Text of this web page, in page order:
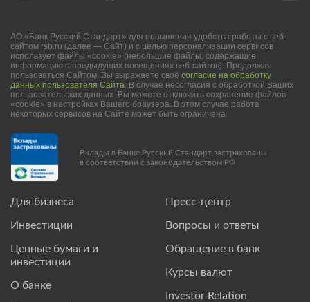
Для бизнеса
Инвестиции
Ценные бумаги и
инвестиции
О банке
Пресс-центр
Вопросы и ответы
Обращение в банк
Курсы валют
Investor Relation
АО «Банк Русский Стандарт» для повышения удобства работы с веб-
сайтом rsb.ru (далее — Сайт) и с целью персонализации сервисов
использует файлы «cookie» (небольшие файлы, содержащие
информацию о предыдущих посещениях веб-сайтов). Продолжая
пользоваться Сайтом, Вы выражаете своё согласие на обработку
данных пользователя Сайта. В случае несогласия с обработкой Ваших
пользовательских данных Вы можете отключить сохранение файлов
«cookie» в настройках Вашего браузера. В этом случае работа
некоторых сервисов на Сайте может быть ограничена.
Вклады в Банке Русский Стандарт застрахованы
в соответствии с законодательством РФ